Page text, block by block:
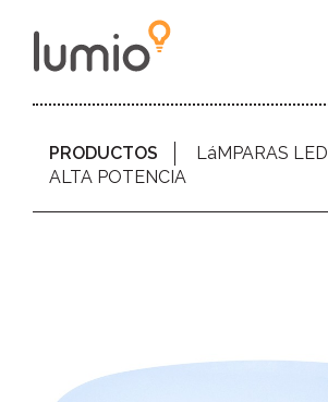
PRODUCTOS
LáMPARAS LED
ALTA POTENCIA